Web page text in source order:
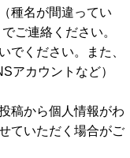
種名が間違ってい
ご連絡ください。
でください。また、
アカウントなど）
稿から個人情報がわ
ていただく場合がご